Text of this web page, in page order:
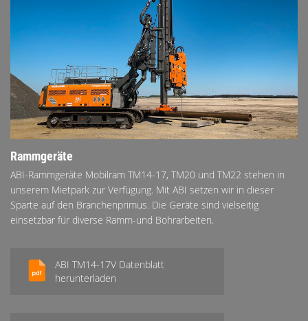
JOBS
ETP GDS
FDS CA FDS USA
KONTAKT
Rammgeräte
ABI-Rammgeräte Mobilram TM14-17, TM20 und TM22 stehen in
unserem Mietpark zur Verfügung. Mit ABI setzen wir in dieser
Sparte auf den Branchenprimus. Die Geräte sind vielseitig
einsetzbar für diverse Ramm-und Bohrarbeiten.
ABI TM14-17V Datenblatt
herunterladen